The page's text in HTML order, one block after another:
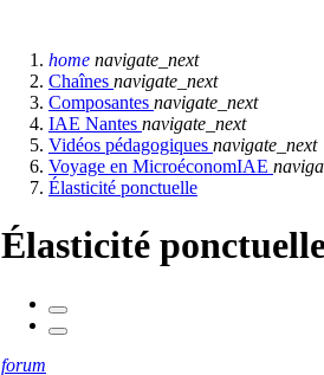
home navigate_next
Chaînes navigate_next
Composantes navigate_next
IAE Nantes navigate_next
Vidéos pédagogiques navigate_next
Voyage en MicroéconomIAE
Élasticité ponctuelle
Élasticité
forum